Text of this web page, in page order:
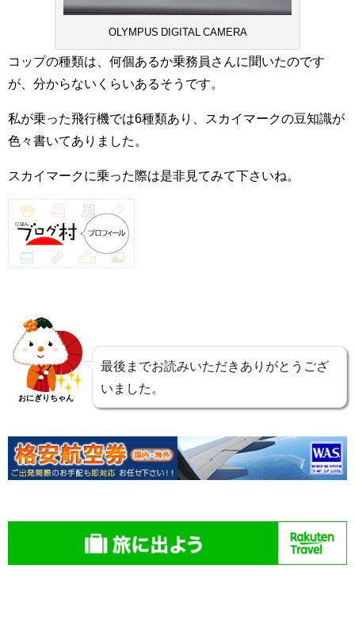
OLYMPUS DIGITAL CAMERA
コップの種類は、何個あるか乗務員さんに聞いたのです
が、分からないくらいあるそうです。
私が乗った飛行機では6種類あり、スカイマークの豆知識が
色々書いてありました。
スカイマークに乗った際は是非見てみて下さいね。
おにぎりちゃん
最後までお読みいただきありがとうござ
いました。